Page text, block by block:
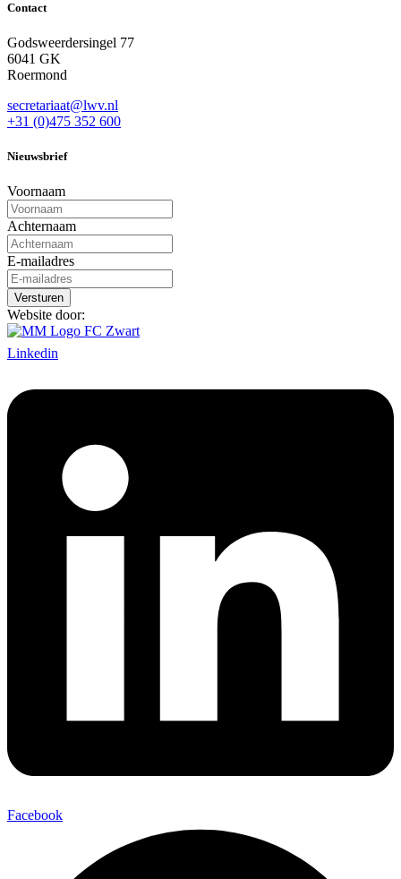
Contact
Godsweerdersingel 77
6041 GK
Roermond
secretariaat@lwv.nl
+31 (0)475 352 600
Nieuwsbrief
Voornaam
Achternaam
E-mailadres
Website door:
Linkedin
Facebook